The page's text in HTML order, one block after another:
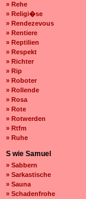
» Rehe
» Religi�se
» Rendezevous
» Rentiere
» Reptilien
» Respekt
» Richter
» Rip
» Roboter
» Rollende
» Rosa
» Rote
» Rotwerden
» Rtfm
» Ruhe
S wie Samuel
» Sabbern
» Sarkastische
» Sauna
» Schadenfrohe